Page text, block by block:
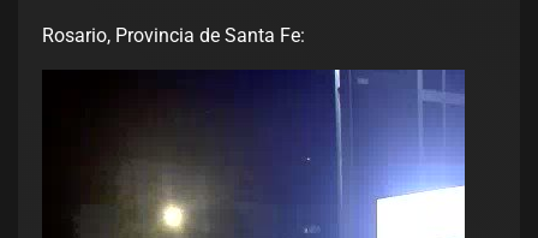
Rosario, Provincia de Santa Fe: